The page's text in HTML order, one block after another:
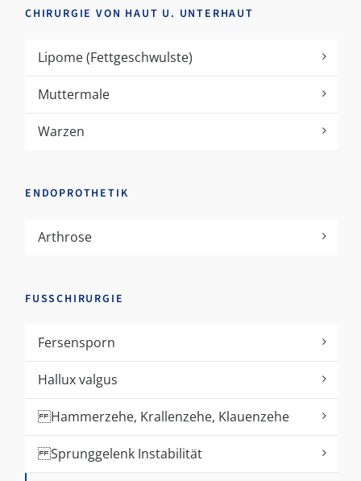
CHIRURGIE VON HAUT U. UNTERHAUT
Lipome (Fettgeschwulste)
Muttermale
Warzen
ENDOPROTHETIK
Arthrose
FUSSCHIRURGIE
Fersensporn
Hallux valgus
Hammerzehe, Krallenzehe, Klauenzehe
Sprunggelenk Instabilität